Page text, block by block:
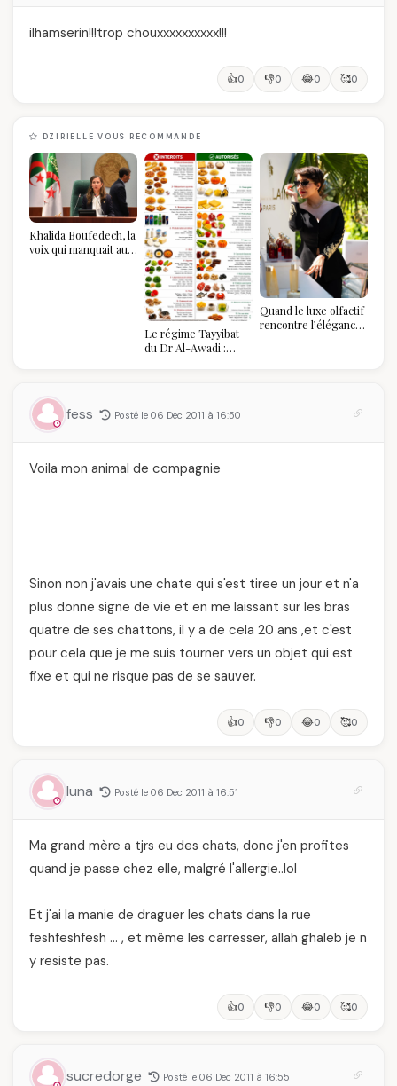
ilhamserin!!!trop chouxxxxxxxxxx!!!
👍0 👎0 😂0 🥰0
DZIRIELLE VOUS RECOMMANDE
Khalida Boufedech, la
voix qui manquait au
Le régime Tayyibat
du Dr Al-Awadi :
vraiment savoir
Quand le luxe olfactif
rencontre l’élégance
fess Posté le 06 Dec 2011 à 16:50
Voila mon animal de compagnie
Sinon non j'avais une chate qui s'est tiree un jour et n'a
plus donne signe de vie et en me laissant sur les bras
quatre de ses chattons, il y a de cela 20 ans ,et c'est
pour cela que je me suis tourner vers un objet qui est
fixe et qui ne risque pas de se sauver.
👍0 👎0 😂0 🥰0
luna Posté le 06 Dec 2011 à 16:51
Ma grand mère a tjrs eu des chats, donc j'en profites
quand je passe chez elle, malgré l'allergie..lol
Et j'ai la manie de draguer les chats dans la rue
feshfeshfesh … , et même les carresser, allah ghaleb je n
y resiste pas.
👍0 👎0 😂0 🥰0
sucredorge Posté le 06 Dec 2011 à 16:55